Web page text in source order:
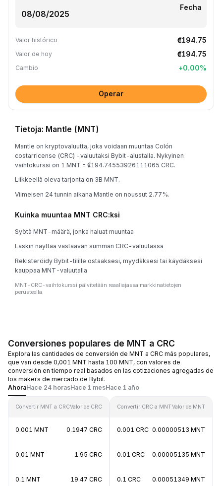
Fecha
Valor histórico ₡194.75
Valor de hoy ₡194.75
Cambio +0.00%
Operar
Tietoja: Mantle (MNT)
Mantle on kryptovaluutta, joka voidaan muuntaa Colón
costarricense (CRC) -valuutaksi Bybit-alustalla. Nykyinen
vaihtokurssi on 1 MNT = ₡194.74553926111065 CRC.
Liikkeellä oleva tarjonta on 3B MNT.
Viimeisen 24 tunnin aikana Mantle on noussut 2.77%.
Kuinka muuntaa MNT CRC:ksi
Syötä MNT-määrä, jonka haluat muuntaa
Laskin näyttää vastaavan summan CRC-valuutassa
Rekisteröidy Bybit-tilille ostaaksesi, myydäksesi tai käydäksesi
kauppaa MNT-valuutalla
MNT-CRC-vaihtokurssi päivitetään reaaliajassa markkinatietojen
perusteella.
Conversiones populares de MNT a CRC
Explora las cantidades de conversión de MNT a CRC más populares,
que van desde 0,001 MNT hasta 100 MNT, con valores de
conversión en tiempo real basados en las cotizaciones agregadas de
los makers de mercado de Bybit.
AhoraHace 24 horasHace 1 mesHace 1 año
Convertir MNT a CRCValor de CRC
0.001 MNT 0.1947 CRC
0.01 MNT 1.95 CRC
0.1 MNT 19.47 CRC
Convertir CRC a MNTValor de MNT
0.001 CRC 0.00000513 MNT
0.01 CRC 0.00005135 MNT
0.1 CRC 0.00051349 MNT